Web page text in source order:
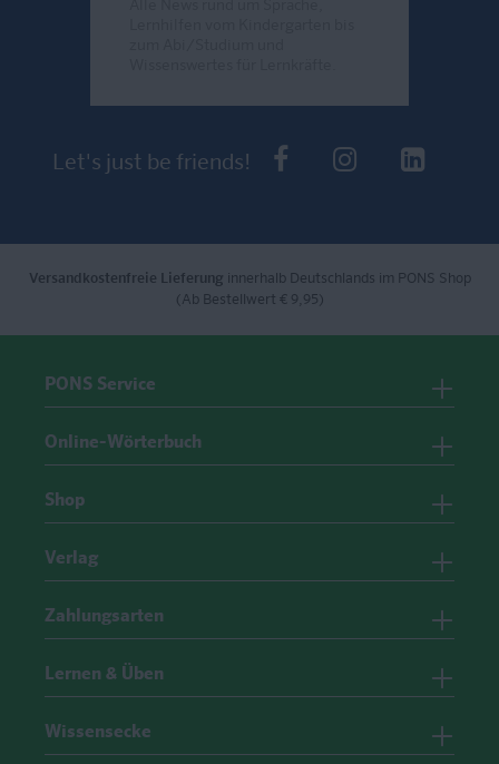
Let's just be friends! PONS beiPONS bei
Versandkostenfreie Lieferung innerhalb Deutschlands im PONS Shop
(Ab Bestellwert € 9,95)
PONS Service
Online-Wörterbuch
Shop
Verlag
Zahlungsarten
Lernen & Üben
Wissensecke